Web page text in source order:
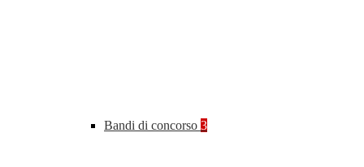
Bandi di concorso 3